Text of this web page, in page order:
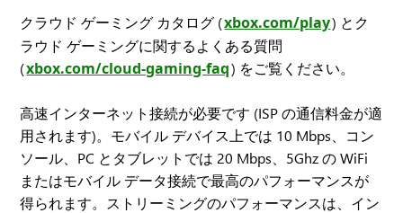
クラウド ゲーミング カタログ (xbox.com/play) とク
ラウド ゲーミングに関するよくある質問
(xbox.com/cloud-gaming-faq) をご覧ください。
高速インターネット接続が必要です (ISP の通信料金が適
用されます)。モバイル デバイス上では 10 Mbps、コン
ソール、PC とタブレットでは 20 Mbps、5Ghz の WiFi
またはモバイル データ接続で最高のパフォーマンスが
得られます。ストリーミングのパフォーマンスは、イン